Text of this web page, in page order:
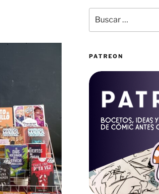
por:
PATREON